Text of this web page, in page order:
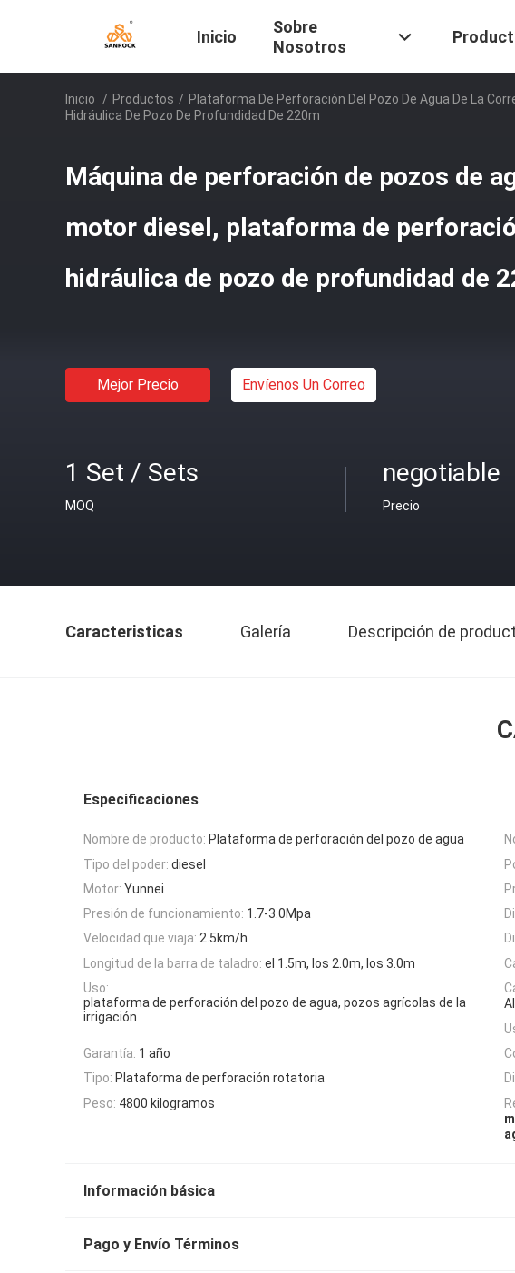
Inicio
Sobre
Nosotros
Inicio / Productos / Plataforma De Perforación Del Pozo De Agua De La
Hidráulica De Pozo De Profundidad De 220m
Máquina de perforación de pozos de
motor diesel, plataforma de
hidráulica de pozo de profundidad de
Mejor Precio Envíenos Un Correo
1 Set / Sets
MOQ
negotiable
Precio
Caracteristicas Galería Descripción de
Especificaciones
Nombre de producto: Plataforma de perforación del pozo de agua
Tipo del poder: diesel
Motor: Yunnei
Presión de funcionamiento: 1.7-3.0Mpa
Velocidad que viaja: 2.5km/h
Longitud de la barra de taladro: el 1.5m, los 2.0m, los 3.0m
Uso:
plataforma de perforación del pozo de agua, pozos agrícolas de la
irrigación
Garantía: 1 año
Tipo: Plataforma de perforación rotatoria
Peso: 4800 kilogramos
Información básica
Pago y Envío Términos